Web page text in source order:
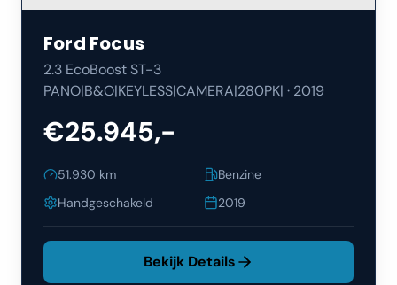
Ford Focus
2.3 EcoBoost ST-3
PANO|B&O|KEYLESS|CAMERA|280PK| · 2019
€25.945,-
51.930 km
Benzine
Handgeschakeld
2019
Bekijk Details